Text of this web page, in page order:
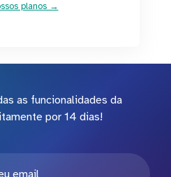
planos →
as funcionalidades da
por 14 dias!